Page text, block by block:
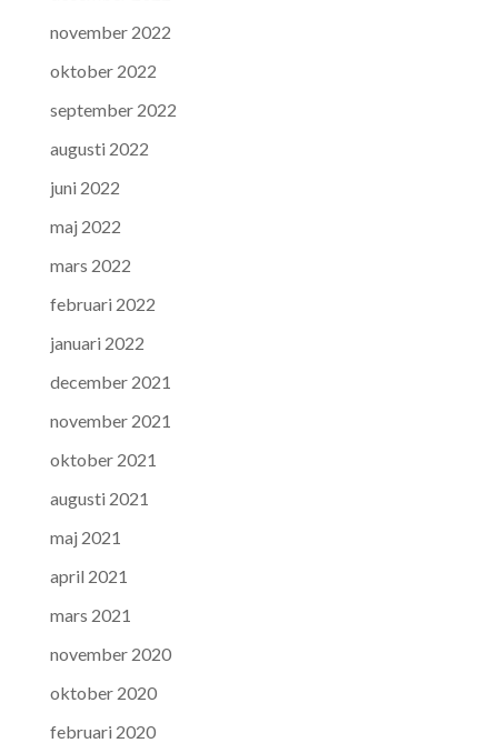
november 2022
oktober 2022
september 2022
augusti 2022
juni 2022
maj 2022
mars 2022
februari 2022
januari 2022
december 2021
november 2021
oktober 2021
augusti 2021
maj 2021
april 2021
mars 2021
november 2020
oktober 2020
februari 2020